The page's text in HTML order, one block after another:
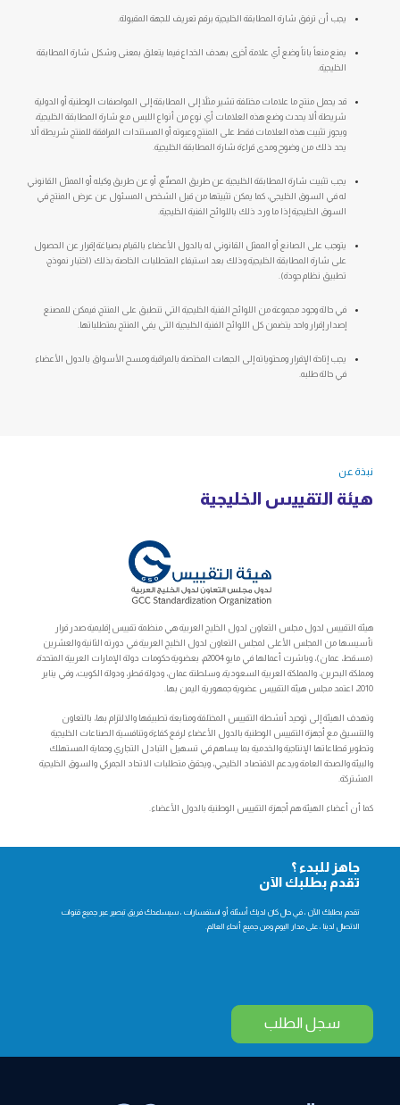
يجب أن ترفق شارة المطابقة الخليجية برقم تعريف للجهة المقبولة.
يمنع منعاً باتاً وضع أي علامة أخرى بهدف الخداع فيما يتعلق بمعنى وشكل شارة المطابقة
الخليجية.
قد يحمل منتج ما علامات مختلفة تشير مثلاً إلى المطابقة إلى المواصفات الوطنية أو الدولية
شريطة ألا يحدث وضع هذه العلامات أي نوع من أنواع اللبس مع شارة المطابقة الخليجية،
ويجوز تثبيت هذه العلامات فقط على المنتج وعبوته أو المستندات المرافقة للمنتج شريطة ألا
يحد ذلك من وضوح ومدى قراءة شارة المطابقة الخليجية.
يجب تثبيت شارة المطابقة الخليجية عن طريق المصنّع، أو عن طريق وكيله أو الممثل القانوني
له في السوق الخليجي، كما يمكن تثبيتها من قبل الشخص المسئول عن عرض المنتج في
السوق الخليجية إذا ما ورد ذلك باللوائح الفنية الخليجية.
يتوجب على الصانع أو الممثل القانوني له بالدول الأعضاء بالقيام بصياغة إقرار عن الحصول
على شارة المطابقة الخليجية وذلك بعد استيفاء المتطلبات الخاصة بذلك (اختبار نموذج،
تطبيق نظام جودة).
في حالة وجود مجموعة من اللوائح الفنية الخليجية التي تنطبق على المنتج، فيمكن للمصنع
إصدار إقرار واحد يتضمن كل اللوائح الفنية الخليجية التي يفي المنتج بمتطلباتها.
يجب إتاحة الإقرار ومحتوياته إلى الجهات المختصة بالمراقبة ومسح الأسواق بالدول الأعضاء
في حالة طلبه.
نبذة عن
هيئة التقييس الخليجية
هيئة التقييس لدول مجلس التعاون لدول الخليج العربية هي منظمة تقييس إقليمية صدر قرار
تأسيسها من المجلس الأعلى لمجلس التعاون لدول الخليج العربية في دورته الثانية والعشرين
(مسقط، عمان)، وباشرت أعمالها في مايو 2004م، بعضوية حكومات دولة الإمارات العربية المتحدة،
ومملكة البحرين، والمملكة العربية السعودية، وسلطنة عمان، ودولة قطر، ودولة الكويت، وفي يناير
2010، اعتمد مجلس هيئة التقييس عضوية جمهورية اليمن بها.
وتهدف الهيئة إلى توحيد أنشطة التقييس المختلفة ومتابعة تطبيقها والالتزام بها، بالتعاون
والتنسيق مع أجهزة التقييس الوطنية بالدول الأعضاء لرفع كفاءة وتنافسية الصناعات الخليجية
وتطوير قطاعاتها الإنتاجية والخدمية بما يساهم في تسهيل التبادل التجاري وحماية المستهلك
والبيئة والصحة العامة ويدعم الاقتصاد الخليجي، ويحقق متطلبات الاتحاد الجمركي والسوق الخليجية
المشتركة.
كما أن أعضاء الهيئة هم أجهزة التقييس الوطنية بالدول الأعضاء.
جاهز للبدء ؟
تقدم بطلبك الآن
تقدم بطلبك الآن ، في حال كان لديك أسئلة أو استفسارات ، سيساعدك فريق تبصير عبر جميع قنوات
الاتصال لدينا ، على مدار اليوم ومن جميع أنحاء العالم.
سجل الطلب